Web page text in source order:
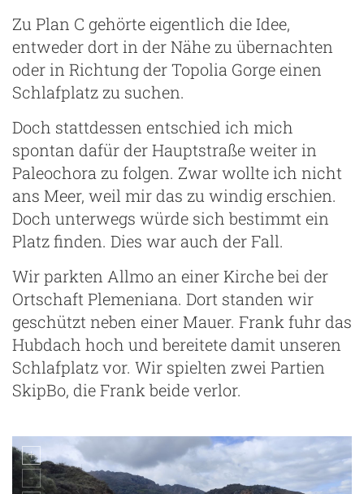
Zu Plan C gehörte eigentlich die Idee,
entweder dort in der Nähe zu übernachten
oder in Richtung der Topolia Gorge einen
Schlafplatz zu suchen.
Doch stattdessen entschied ich mich
spontan dafür der Hauptstraße weiter in
Paleochora zu folgen. Zwar wollte ich nicht
ans Meer, weil mir das zu windig erschien.
Doch unterwegs würde sich bestimmt ein
Platz finden. Dies war auch der Fall.
Wir parkten Allmo an einer Kirche bei der
Ortschaft Plemeniana. Dort standen wir
geschützt neben einer Mauer. Frank fuhr das
Hubdach hoch und bereitete damit unseren
Schlafplatz vor. Wir spielten zwei Partien
SkipBo, die Frank beide verlor.